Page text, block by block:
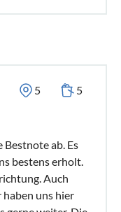
5 5
Bestnote ab. Es
bestens erholt.
Auch
uns hier